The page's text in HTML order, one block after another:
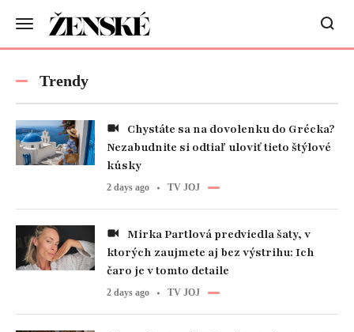
Trendy
Nezabudnite si odtiaľ uloviť tieto štýlové
kúsky
2 days ago TV JOJ
ktorých zaujmete aj bez výstrihu: Ich
čaro je v tomto detaile
2 days ago TV JOJ